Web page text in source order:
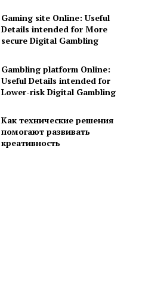
Gaming site Online: Useful
Details intended for More
secure Digital Gambling
Gambling platform Online:
Useful Details intended for
Lower-risk Digital Gambling
Как технические решения
помогают развивать
креативность